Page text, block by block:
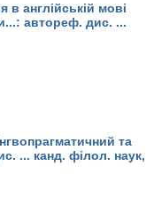
в англійській мові
автореф. дис. ...
та
... канд. філол. наук,